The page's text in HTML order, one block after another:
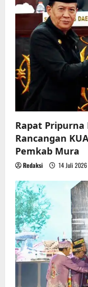
a
t
o
n
Rapat Pripurna
Rancangan
Pemkab Mura
Redaksi 14 Juli 2026